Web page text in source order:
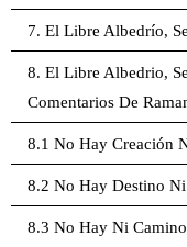
7. El Libre Albedrío,
8. El Libre Albedrio,
Comentarios De
8.1 No Hay Creación
8.2 No Hay Destino
8.3 No Hay Ni